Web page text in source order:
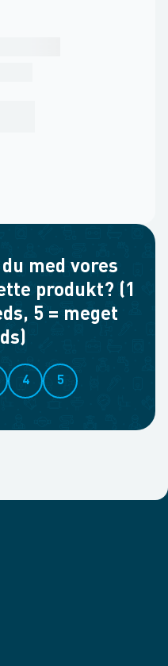
med vores
produkt? (1
5 = meget
4 5